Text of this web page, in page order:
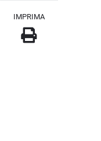
IMPRIMA